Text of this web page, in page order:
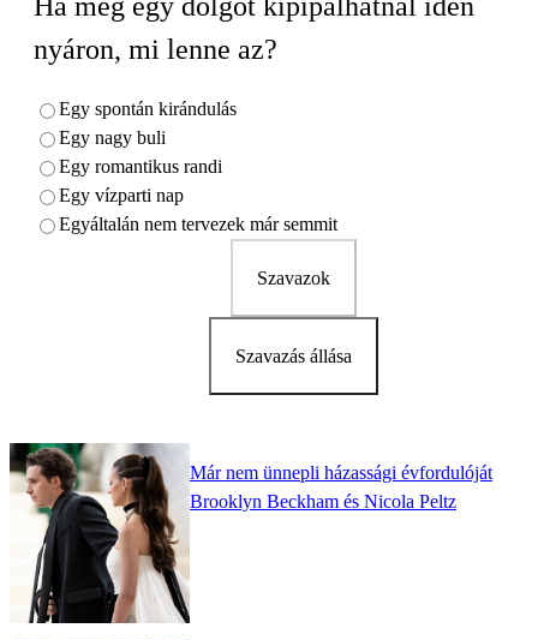
nyáron, mi lenne az?
Egy spontán kirándulás
Egy nagy buli
Egy romantikus randi
Egy vízparti nap
Egyáltalán nem tervezek már semmit
Szavazok
Szavazás állása
Már nem ünnepli házassági évfordulóját
Brooklyn Beckham és Nicola Peltz